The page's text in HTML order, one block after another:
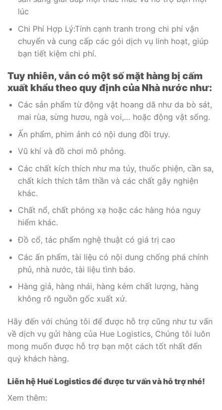
lúc
Chi Phí Hợp Lý:Tính cạnh tranh trong chi phí vận
chuyển và cung cấp các gói dịch vụ linh hoạt, giúp
bạn tiết kiệm chi phí.
Tuy nhiên, vẫn có một số mặt hàng bị cấm
xuất khẩu theo quy định của Nhà nước như:
Các sản phẩm từ động vật hoang dã như da bò sát,
mai rùa, sừng hươu, ngà voi,… hoặc động vật sống.
Ấn phẩm, phim ảnh có nội dung đồi trụy.
Vũ khí và đồ chơi mô phỏng.
Các chất kích thích như ma túy, thuốc phiện, cần sa,
chất kích thích tâm thần và các chất gây nghiện
khác.
Chất nổ, chất phóng xạ hoặc các hàng hóa nguy
hiểm khác.
Đồ cổ, tác phẩm nghệ thuật có giá trị cao
Các ấn phẩm, tài liệu có nội dung chống phá chính
phủ, nhà nước, tài liệu tình báo.
Hàng giả, hàng nhái, hàng kém chất lượng, hàng
không rõ nguồn gốc xuất xứ.
Hãy đến với chúng tôi để được hỗ trợ cũng như tư vấn
về dịch vụ gửi hàng của Hue Logistics, Chúng tôi luôn
mong muốn được hỗ trợ bạn một cách tốt nhất đến
quý khách hàng.
Liên hệ Huế Logistics để được tư vấn và hỗ trợ nhé!
Xem thêm: